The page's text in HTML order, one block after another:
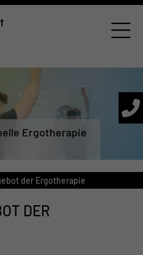
Ergotherapie
der Ergotherapie
DER